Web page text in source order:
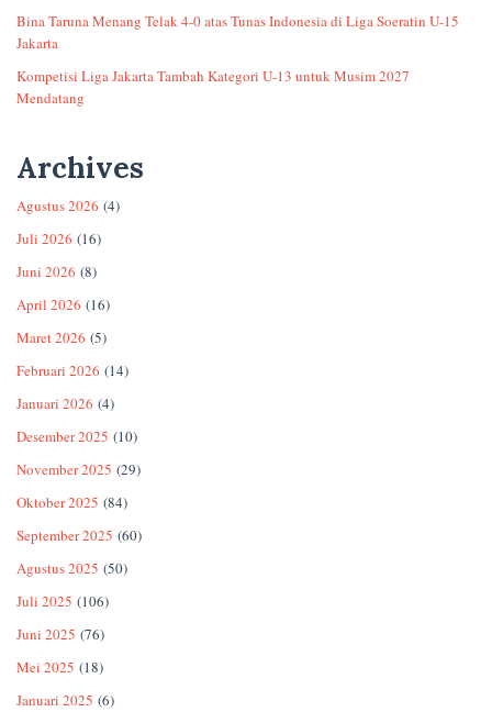
Bina Taruna Menang Telak 4-0 atas Tunas Indonesia di Liga Soeratin U-15
Jakarta
Kompetisi Liga Jakarta Tambah Kategori U-13 untuk Musim 2027
Mendatang
Archives
Agustus 2026 (4)
Juli 2026 (16)
Juni 2026 (8)
April 2026 (16)
Maret 2026 (5)
Februari 2026 (14)
Januari 2026 (4)
Desember 2025 (10)
November 2025 (29)
Oktober 2025 (84)
September 2025 (60)
Agustus 2025 (50)
Juli 2025 (106)
Juni 2025 (76)
Mei 2025 (18)
Januari 2025 (6)